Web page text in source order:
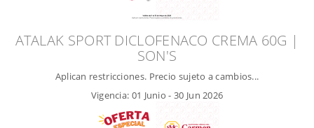
ATALAK SPORT DICLOFENACO CREMA 60G |
SON'S
Aplican restricciones. Precio sujeto a cambios...
Vigencia: 01 Junio - 30 Jun 2026